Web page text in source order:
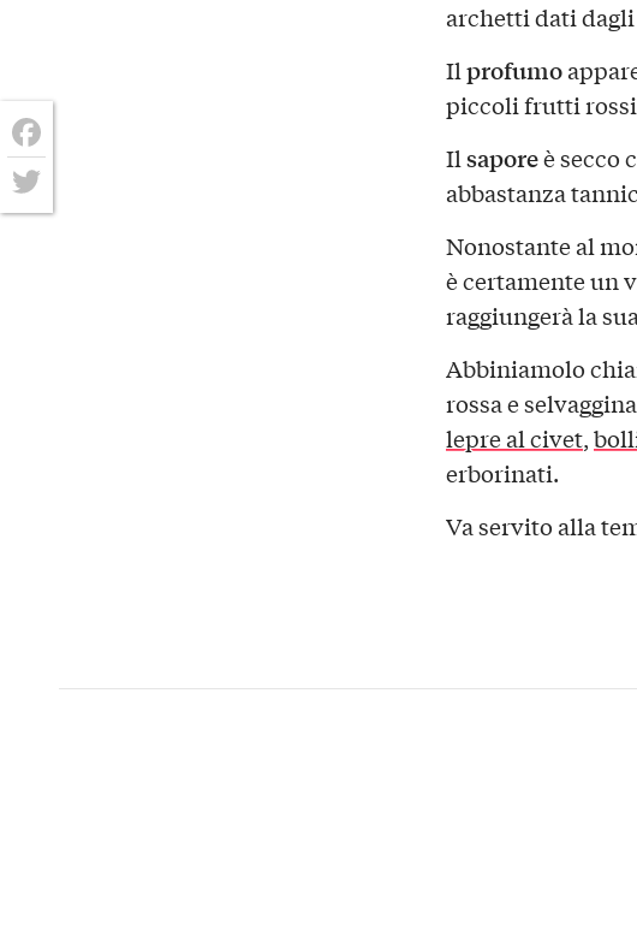
archetti dati
Ilprofumo
piccoli frutti rossi
Ilsaporeè secco
abbastanza
Nonostante al
è certamente un
raggiungerà la
Abbiniamolo
rossa e
lepre al civet,
erborinati.
Va servito alla
Facebook
Twitter